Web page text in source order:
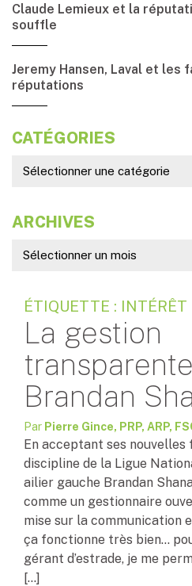
Claude Lemieux et la
souffle
Jeremy Hansen, Laval et les
réputations
CATÉGORIES
ARCHIVES
ÉTIQUETTE : INTÉRÊT
La gestion
Brandan
Par Pierre Gince, PRP, ARP,
En acceptant ses
discipline de la Ligue
ailier gauche Brandan
comme un gestionnaire
mise sur la communication
ça fonctionne très bien…
gérant d’estrade, je me
[…]